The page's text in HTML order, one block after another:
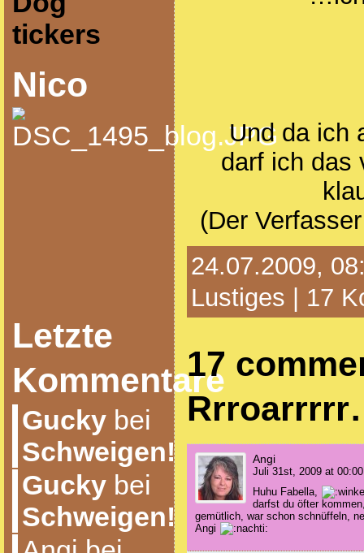
Nico
Letzte
Kommentare
Guckybei
Schweigen!
Guckybei
Schweigen!
Und da ich
darf ich das
(Der
24.07.2009,
Lustiges
17
17
Angi
Juli 31st, 2009 at 00:00
Huhu Fabella,
darfst du öfter
gemütlich, war schon schnüffeln,
Angi